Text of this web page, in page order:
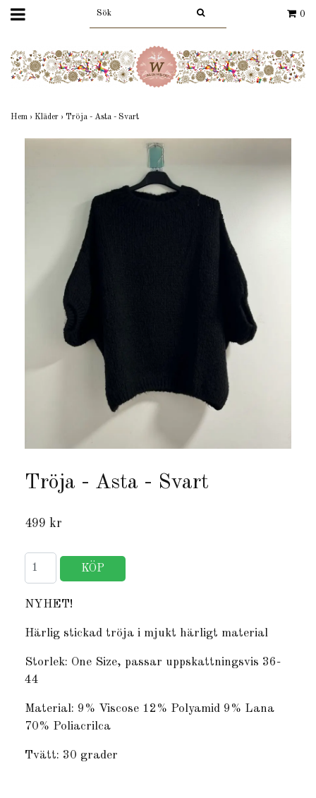
0
Hem › Kläder › Tröja - Asta - Svart
Tröja - Asta - Svart
499 kr
NYHET!
Härlig stickad tröja i mjukt härligt material
Storlek: One Size, passar uppskattningsvis 36-
44
Material: 9% Viscose 12% Polyamid 9% Lana
70% Poliacrilca
Tvätt: 30 grader